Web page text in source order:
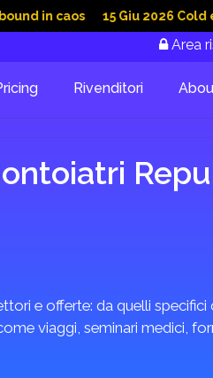
15 Giu 2026 Cold email
Area
Rivenditori
e offerte: da quelli
viaggi, seminari medici,